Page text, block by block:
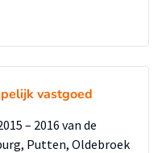
vastgoed
– 2016 van de
Putten, Oldebroek